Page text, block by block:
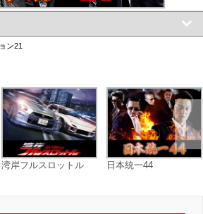
ン21
湾岸フルスロットル 日本統一44